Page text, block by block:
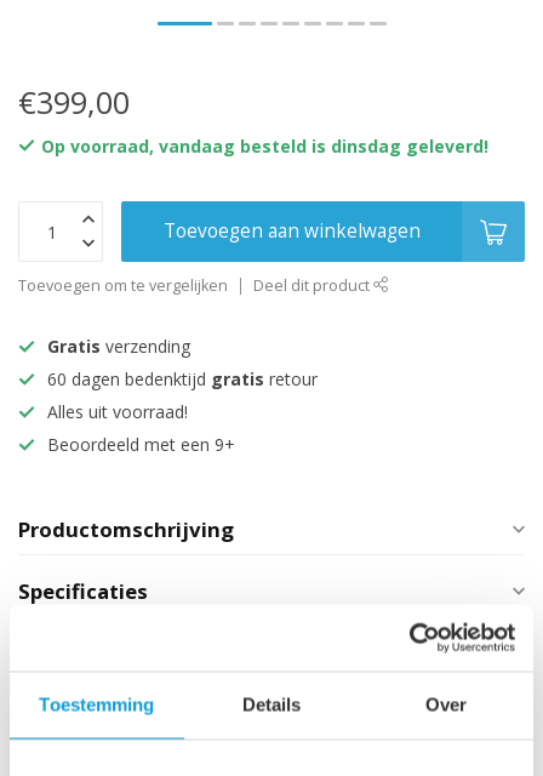
Toestemming Details Over
€399,00
Op voorraad, vandaag besteld is dinsdag geleverd!
Toevoegen aan winkelwagen
Toevoegen om te vergelijken Deel dit product
Gratis verzending
60 dagen bedenktijd gratis retour
Alles uit voorraad!
Beoordeeld met een 9+
Productomschrijving
Specificaties
zwart - met overloop